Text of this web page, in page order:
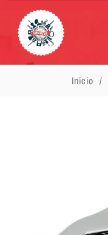
Inicio